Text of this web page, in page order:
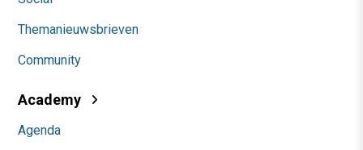
Themanieuwsbrieven
Community
Academy
Agenda